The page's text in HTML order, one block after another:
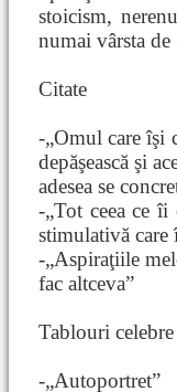
stoicism,
numai vârsta
Citate
-„Omul care îşi
depăşească şi
adesea se
-„Tot ceea ce îi
stimulativă care
-„Aspiraţiile
fac altceva”
Tablouri celebre
-„Autoportret”